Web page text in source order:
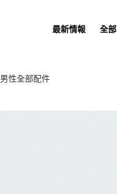
最新情報 全
男性全部配件